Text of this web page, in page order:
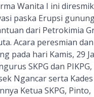
Wanita I ini
paska Erupsi
dari Petrokimia
Acara peresmian
pada hari Kamis, 29
SKPG dan
Ngancar serta
Ketua SKPG, Pinto,